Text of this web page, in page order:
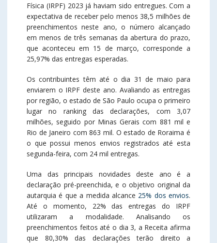
Física (IRPF) 2023 já haviam sido entregues. Com a
expectativa de receber pelo menos 38,5 milhões de
preenchimentos neste ano, o número alcançado
em menos de três semanas da abertura do prazo,
que aconteceu em 15 de março, corresponde a
25,97% das entregas esperadas.
Os contribuintes têm até o dia 31 de maio para
enviarem o IRPF deste ano. Avaliando as entregas
por região, o estado de São Paulo ocupa o primeiro
lugar no ranking das declarações, com 3,07
milhões, seguido por Minas Gerais com 881 mil e
Rio de Janeiro com 863 mil. O estado de Roraima é
o que possui menos envios registrados até esta
segunda-feira, com 24 mil entregas.
Uma das principais novidades deste ano é a
declaração pré-preenchida, e o objetivo original da
autarquia é que a medida alcance 25% dos envios.
Até o momento, 22% das entregas do IRPF
utilizaram a modalidade. Analisando os
preenchimentos feitos até o dia 3, a Receita afirma
que 80,30% das declarações terão direito a